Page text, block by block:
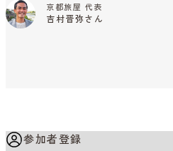
京都旅屋 代表
吉村晋弥さん
参加者登録